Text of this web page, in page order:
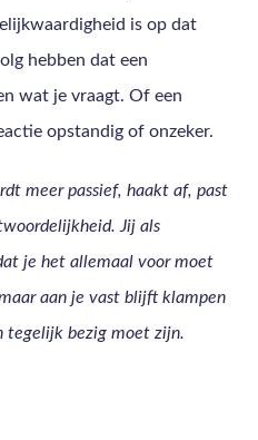
is op dat
hebben dat een
wat je vraagt. Of een
opstandig of onzeker.
meer passief, haakt af, past
Jij als
je het allemaal voor moet
aan je vast blijft klampen
tegelijk bezig moet zijn.